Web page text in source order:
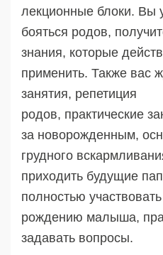
лекционные блоки. Вы
бояться родов,
знания, которые
применить. Также вас
занятия, репетиция
родов, практические
за новорожденным,
грудного
приходить будущие
полностью
рождению малыша,
задавать вопросы.